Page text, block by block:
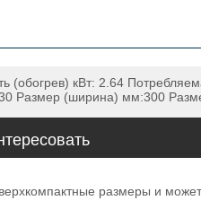
кВт: 2.64
Размер (ширина) мм:300
размеры и